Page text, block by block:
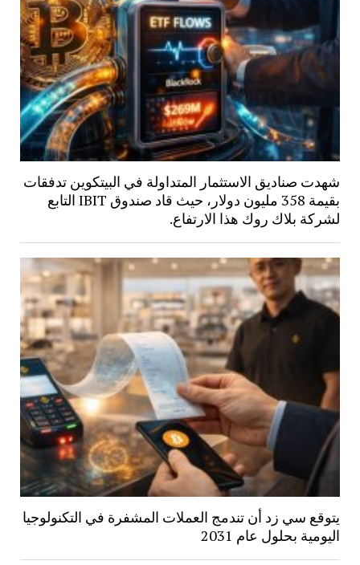
شهدت صناديق الاستثمار المتداولة في البيتكوين تدفقات
بقيمة 358 مليون دولار، حيث قاد صندوق IBIT التابع
لشركة بلاك روك هذا الارتفاع.
يتوقع سي زد أن تندمج العملات المشفرة في التكنولوجيا
اليومية بحلول عام 2031